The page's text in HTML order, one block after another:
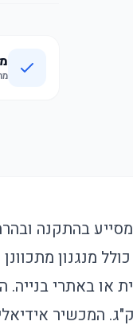
בהתקנה
כולל מנגנון
או באתרי
ומספק כוח הרמה עד כ-120